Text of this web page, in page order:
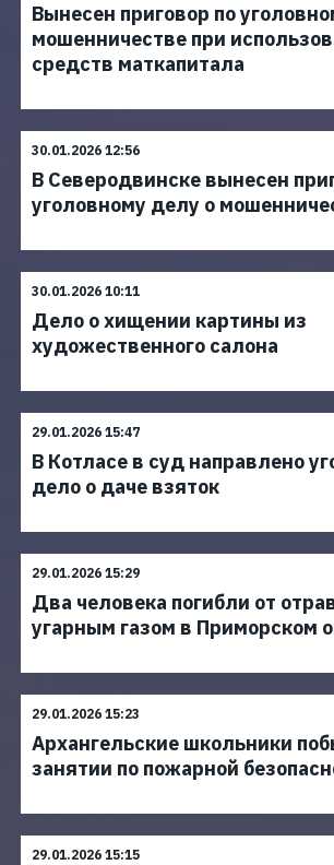
Вынесен приговор по
мошенничестве при
средств маткапитала
30.01.2026 12:56
В Северодвинске вынесен
уголовному делу о
30.01.2026 10:11
Дело о хищении картины из
художественного салона
29.01.2026 15:47
В Котласе в суд направлено
дело о даче взяток
29.01.2026 15:29
Два человека погибли от
угарным газом в Приморском
29.01.2026 15:23
Архангельские школьники
занятии по пожарной
29.01.2026 15:15